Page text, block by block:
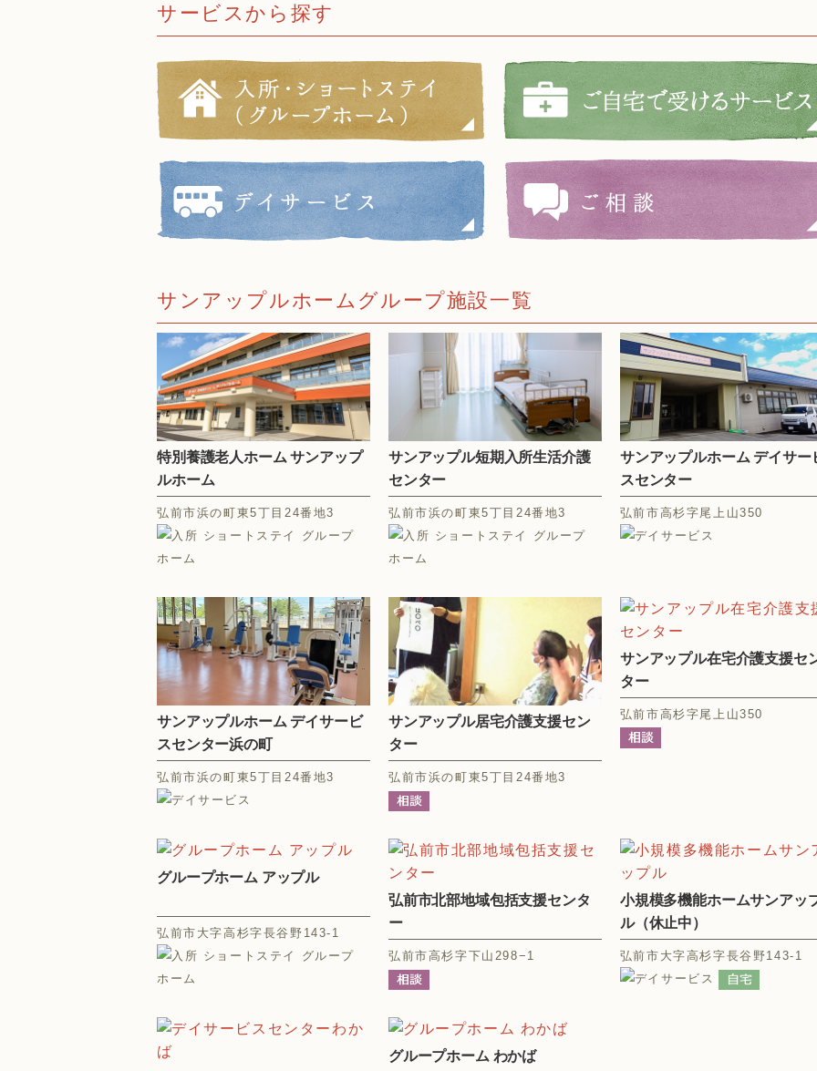
サービスから探す
サンアップルホームグループ施設一覧
特別養護老人ホーム サンアップ
ルホーム
弘前市浜の町東5丁目24番地3
サンアップル短期入所生活介護
センター
弘前市浜の町東5丁目24番地3
サンアップルホーム デイサー
スセンター
弘前市高杉字尾上山350
サンアップルホーム デイサービ
スセンター浜の町
弘前市浜の町東5丁目24番地3
サンアップル居宅介護支援セン
ター
弘前市浜の町東5丁目24番地3
サンアップル在宅介護支援セ
ター
弘前市高杉字尾上山350
グループホーム アップル
弘前市大字高杉字長谷野143-1
弘前市北部地域包括支援センタ
ー
弘前市高杉字下山298−1
小規模多機能ホームサンアッ
ル（休止中）
弘前市大字高杉字長谷野143-1
グループホーム わかば